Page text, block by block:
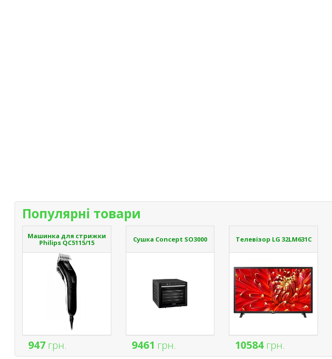
Популярні товари
Машинка для стрижки
Philips QC5115/15
947 грн.
Сушка Concept SO3000
9461 грн.
Телевізор LG 32LM631C
10584 грн.